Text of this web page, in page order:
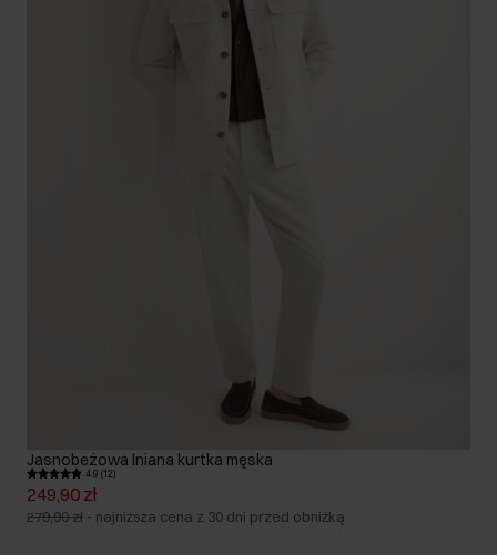
Jasnobeżowa lniana kurtka męska
4.9 (12)
249,90 zł
279,90 zł - najniższa cena z 30 dni przed obniżką